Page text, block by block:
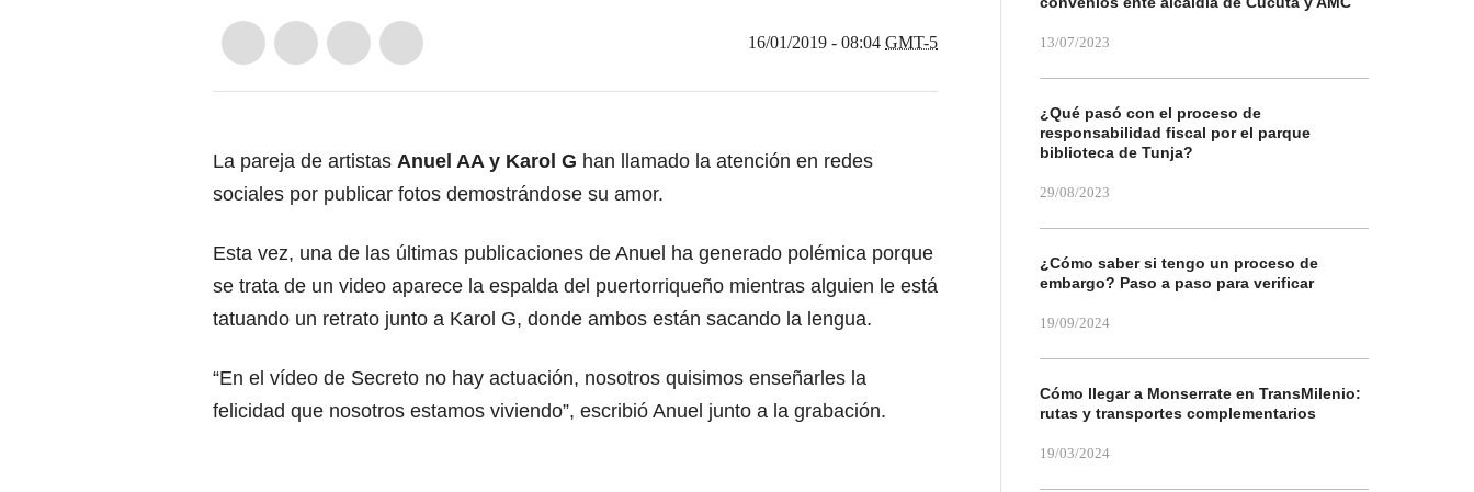
16/01/2019 - 08:04 GMT-5
La pareja de artistas Anuel AA y Karol G han llamado la atención en redes
sociales por publicar fotos demostrándose su amor.
Esta vez, una de las últimas publicaciones de Anuel ha generado polémica porque
se trata de un video aparece la espalda del puertorriqueño mientras alguien le está
tatuando un retrato junto a Karol G, donde ambos están sacando la lengua.
“En el vídeo de Secreto no hay actuación, nosotros quisimos enseñarles la
felicidad que nosotros estamos viviendo”, escribió Anuel junto a la grabación.
13/07/2023
¿Qué pasó con el proceso de
responsabilidad fiscal por el parque
biblioteca de Tunja?
29/08/2023
¿Cómo saber si tengo un proceso de
embargo? Paso a paso para verificar
19/09/2024
Cómo llegar a Monserrate en TransMilenio:
rutas y transportes complementarios
19/03/2024